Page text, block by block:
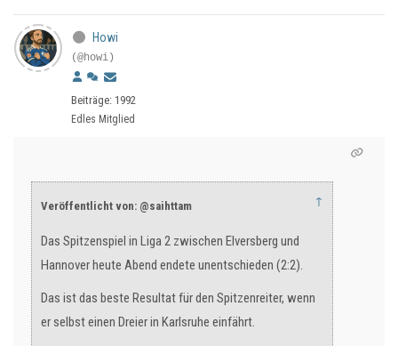
Howi
(@howi)
Beiträge: 1992
Edles Mitglied
Veröffentlicht von: @saihttam ↑
Das Spitzenspiel in Liga 2 zwischen Elversberg und
Hannover heute Abend endete unentschieden (2:2).
Das ist das beste Resultat für den Spitzenreiter, wenn
er selbst einen Dreier in Karlsruhe einfährt.